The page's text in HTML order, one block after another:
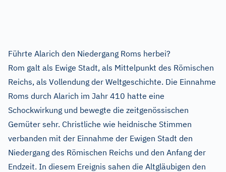
Führte Alarich den Niedergang Roms herbei?
Rom galt als Ewige Stadt, als Mittelpunkt des Römischen
Reichs, als Vollendung der Weltgeschichte. Die Einnahme
Roms durch Alarich im Jahr 410 hatte eine
Schockwirkung und bewegte die zeitgenössischen
Gemüter sehr. Christliche wie heidnische Stimmen
verbanden mit der Einnahme der Ewigen Stadt den
Niedergang des Römischen Reichs und den Anfang der
Endzeit. In diesem Ereignis sahen die Altgläubigen den